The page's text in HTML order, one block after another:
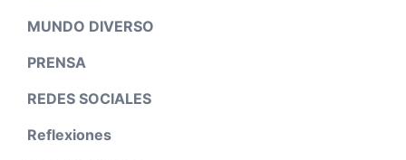
MUNDO DIVERSO
PRENSA
REDES SOCIALES
Reflexiones